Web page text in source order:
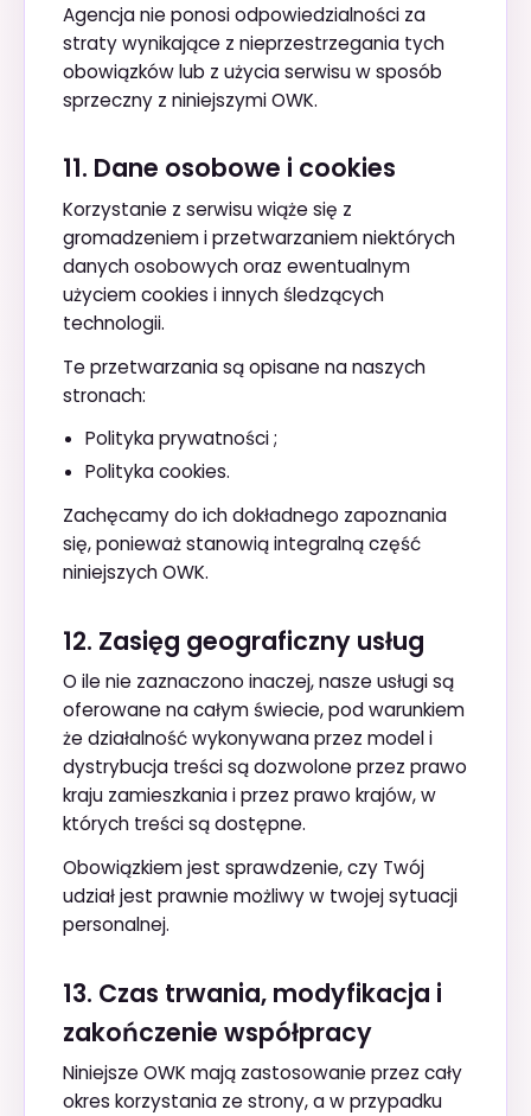
Agencja nie ponosi odpowiedzialności za
straty wynikające z nieprzestrzegania tych
obowiązków lub z użycia serwisu w sposób
sprzeczny z niniejszymi OWK.
11. Dane osobowe i cookies
Korzystanie z serwisu wiąże się z
gromadzeniem i przetwarzaniem niektórych
danych osobowych oraz ewentualnym
użyciem cookies i innych śledzących
technologii.
Te przetwarzania są opisane na naszych
stronach:
Polityka prywatności;
Polityka cookies.
Zachęcamy do ich dokładnego zapoznania
się, ponieważ stanowią integralną część
niniejszych OWK.
12. Zasięg geograficzny usług
O ile nie zaznaczono inaczej, nasze usługi są
oferowane na całym świecie, pod warunkiem
że działalność wykonywana przez model i
dystrybucja treści są dozwolone przez prawo
kraju zamieszkania i przez prawo krajów, w
których treści są dostępne.
Obowiązkiem jest sprawdzenie, czy Twój
udział jest prawnie możliwy w twojej sytuacji
personalnej.
13. Czas trwania, modyfikacja i
zakończenie współpracy
Niniejsze OWK mają zastosowanie przez cały
okres korzystania ze strony, a w przypadku